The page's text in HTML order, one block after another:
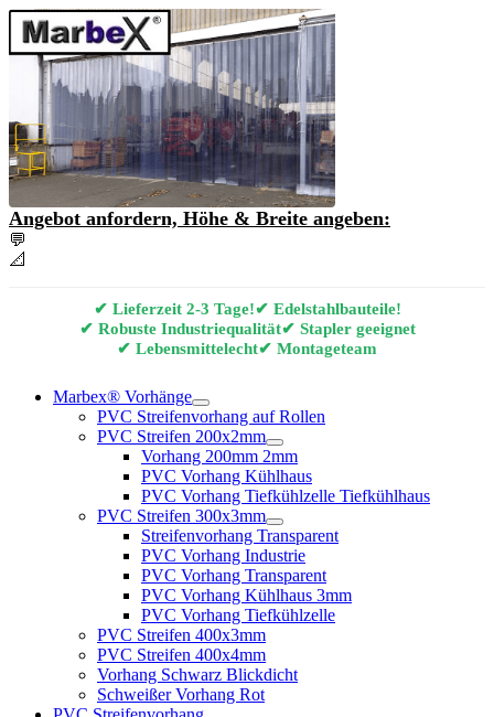
Angebot anfordern, Höhe & Breite angeben:
💬
📐
✔ Lieferzeit 2-3 Tage!✔ Edelstahlbauteile!
✔ Robuste Industriequalität✔ Stapler geeignet
✔ Lebensmittelecht✔ Montageteam
Marbex® Vorhänge
PVC Streifenvorhang auf Rollen
PVC Streifen 200x2mm
Vorhang 200mm 2mm
PVC Vorhang Kühlhaus
PVC Vorhang Tiefkühlzelle Tiefkühlhaus
PVC Streifen 300x3mm
Streifenvorhang Transparent
PVC Vorhang Industrie
PVC Vorhang Transparent
PVC Vorhang Kühlhaus 3mm
PVC Vorhang Tiefkühlzelle
PVC Streifen 400x3mm
PVC Streifen 400x4mm
Vorhang Schwarz Blickdicht
Schweißer Vorhang Rot